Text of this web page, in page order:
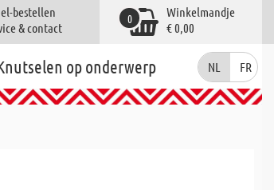
bestellen
& contact
Winkelmandje
€ 0,00
0
op onderwerp NL FR